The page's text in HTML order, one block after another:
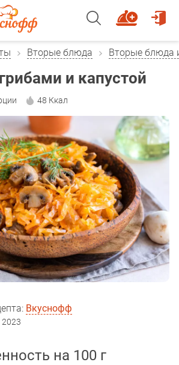
Вторые блюда Вторые блюда
и капустой
48 Ккал
Вкуснофф
2023
на 100 г